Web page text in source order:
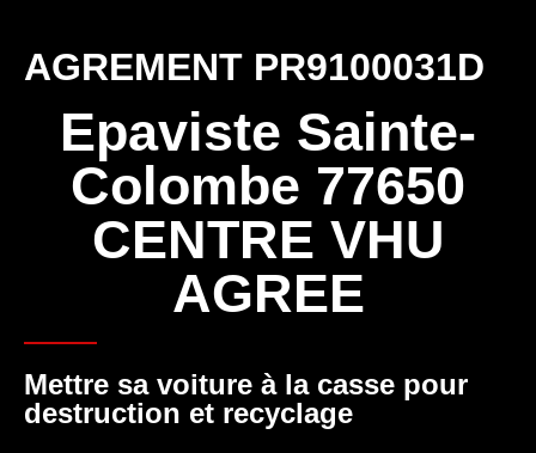
AGREMENT PR9100031D
Epaviste Sainte-
Colombe 77650
CENTRE VHU
AGREE
Mettre sa voiture à la casse pour
destruction et recyclage